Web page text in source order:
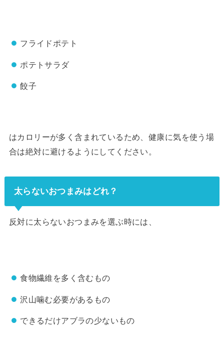
フライドポテト
ポテトサラダ
餃子
はカロリーが多く含まれているため、健康に気を使う場
合は絶対に避けるようにしてください。
太らないおつまみはどれ？
反対に太らないおつまみを選ぶ時には、
食物繊維を多く含むもの
沢山噛む必要があるもの
できるだけアブラの少ないもの